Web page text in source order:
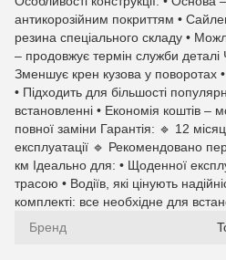
антикорозійним покриттям •
резина спеціального складу •
– продовжує термін служби
Зменшує крен кузова у поворотах
• Підходить для більшості
встановленні • Економія коштів –
повної заміни Гарантія: 🔹 12
експлуатації 🔹 Рекомендовано
км Ідеально для: • Щоденної
трасою • Водіїв, які цінують
комплекті: все необхідне для
Бренд